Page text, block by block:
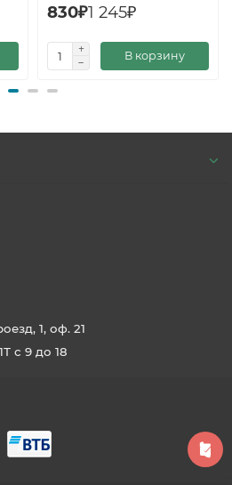
830₽1 245₽
В корзину
1, оф. 21
с 9 до 18